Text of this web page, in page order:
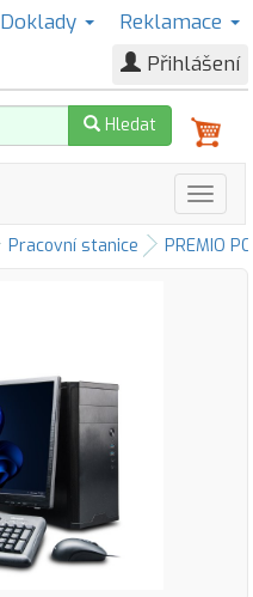
Doklady
Reklamace
Přihlášení
Hledat
Pracovní stanice PREMIO PC